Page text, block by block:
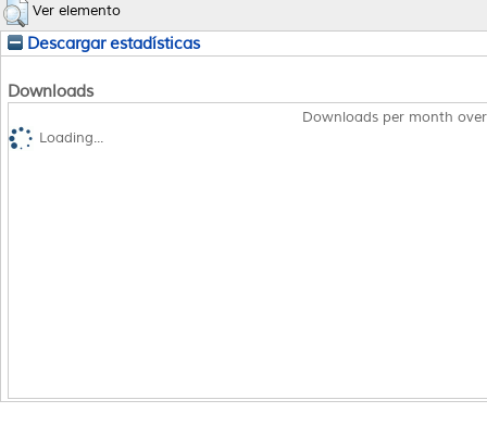
Ver elemento
Descargar estadísticas
Downloads
Downloads per month
Loading...